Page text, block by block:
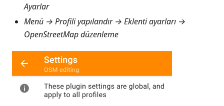
Ayarlar
Menü → Profili yapılandır → Eklenti ayarları →
OpenStreetMap düzenleme